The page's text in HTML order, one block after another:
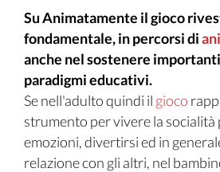
Su Animatamente il gioco
fondamentale, in percorsi di
anche nel sostenere
paradigmi educativi.
Se nell'adulto quindi il gioco
strumento per vivere la socialità
emozioni, divertirsi ed in
relazione con gli altri, nel